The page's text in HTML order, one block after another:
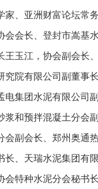
、亚洲财富论坛常
会长、登封市嵩基
玉江，协会副会长
院有限公司副董事
集团水泥有限公司
和预拌混凝土分会
副会长、郑州奥通
、天瑞水泥集团有
特种水泥分会秘书